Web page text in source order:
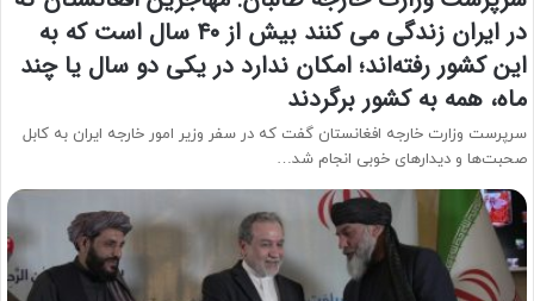
در ایران زندگی می کنند بیش از ۴۰ سال است که به
این کشور رفته‌اند؛ امکان ندارد در یکی دو سال یا چند
ماه، همه به کشور برگردند
سرپرست وزارت خارجه افغانستان گفت که در سفر وزیر امور خارجه ایران به کابل
صحبت‌ها و دیدارهای خوبی انجام شد…